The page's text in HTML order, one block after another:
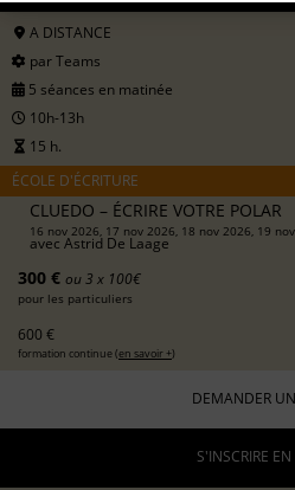
A DISTANCE
par Teams
5 séances en matinée
10h-13h
15 h.
ÉCOLE D'ÉCRITURE
CLUEDO – ÉCRIRE VOTRE POLAR
16 nov 2026, 17 nov 2026, 18 nov 2026, 19
avec Astrid De Laage
300 € ou 3 x 100€
pour les particuliers
600 €
formation continue (en savoir +)
DEMANDER
S'INSCRIRE